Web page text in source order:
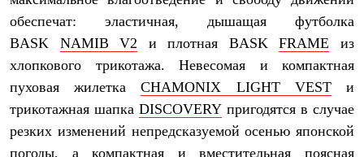
Чуни
Аксессуары
Головные уборы
Балаклавы и маски
Кепки и бейсболки
Шарфы
обеспечат: эластичная, дышащая футболка
BASK
NAMIB V2 и плотная BASK FRAME
из
хлопкового трикотажа. Невесомая и компактная
пуховая жилетка
CHAMONIX LIGHT VEST
и
трикотажная шапка DISCOVERY пригодятся в случае
резких изменений непредсказуемой осенью японской
погоды, а компактная и вместительная поясная